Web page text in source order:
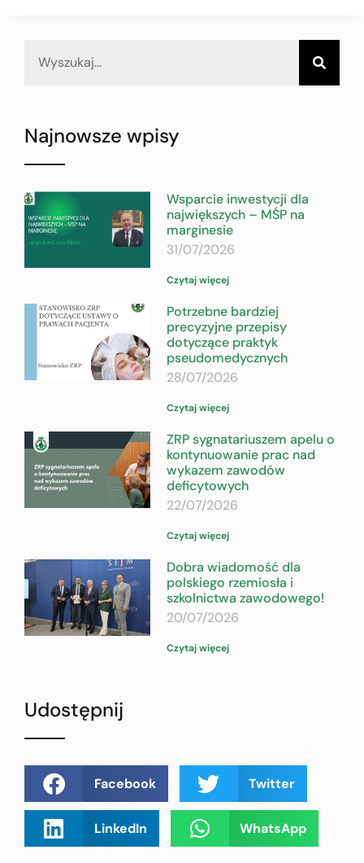
Najnowsze wpisy
Wsparcie inwestycji dla
największych – MŚP na
marginesie
31/07/2026
Czytaj więcej
Potrzebne bardziej
precyzyjne przepisy
dotyczące praktyk
pseudomedycznych
28/07/2026
Czytaj więcej
ZRP sygnatariuszem apelu o
kontynuowanie prac nad
wykazem zawodów
deficytowych
22/07/2026
Czytaj więcej
Dobra wiadomość dla
polskiego rzemiosła i
szkolnictwa zawodowego!
20/07/2026
Czytaj więcej
Udostępnij
Facebook Twitter
LinkedIn WhatsApp